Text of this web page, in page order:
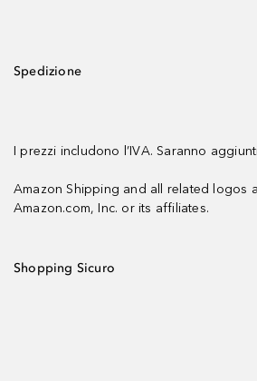
Spedizione
I prezzi includono l’IVA. Saranno
Amazon Shipping and all related logos
Amazon.com, Inc. or its affiliates.
Shopping Sicuro